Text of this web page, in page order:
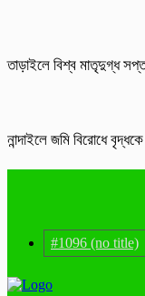
তাড়াইলে বিশ্ব মাতৃদুগ্ধ
নান্দাইলে জমি বিরোধে
#1096 (no title)